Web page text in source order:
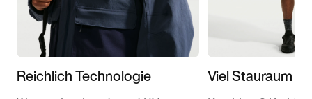
Reichlich Technologie Viel Stauraum